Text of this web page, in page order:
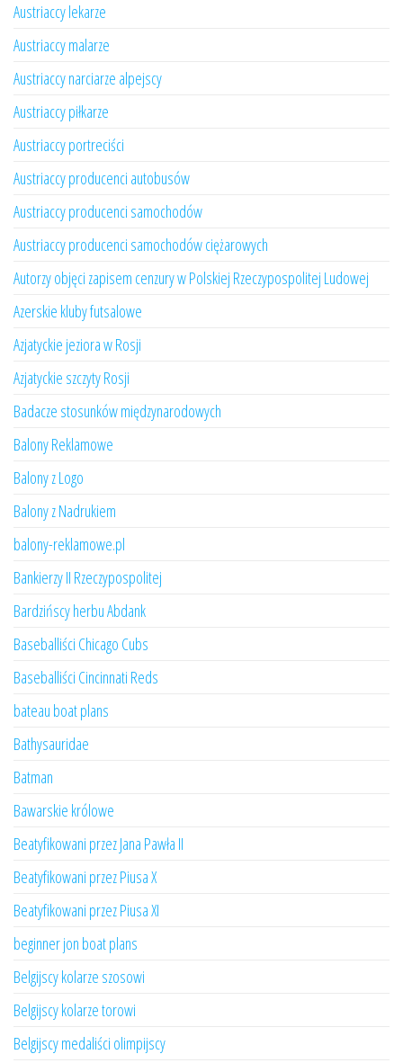
Austriaccy lekarze
Austriaccy malarze
Austriaccy narciarze alpejscy
Austriaccy piłkarze
Austriaccy portreciści
Austriaccy producenci autobusów
Austriaccy producenci samochodów
Austriaccy producenci samochodów ciężarowych
Autorzy objęci zapisem cenzury w Polskiej Rzeczypospolitej Ludowej
Azerskie kluby futsalowe
Azjatyckie jeziora w Rosji
Azjatyckie szczyty Rosji
Badacze stosunków międzynarodowych
Balony Reklamowe
Balony z Logo
Balony z Nadrukiem
balony-reklamowe.pl
Bankierzy II Rzeczypospolitej
Bardzińscy herbu Abdank
Baseballiści Chicago Cubs
Baseballiści Cincinnati Reds
bateau boat plans
Bathysauridae
Batman
Bawarskie królowe
Beatyfikowani przez Jana Pawła II
Beatyfikowani przez Piusa X
Beatyfikowani przez Piusa XI
beginner jon boat plans
Belgijscy kolarze szosowi
Belgijscy kolarze torowi
Belgijscy medaliści olimpijscy